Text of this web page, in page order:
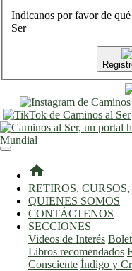
Indicanos por favor de
Ser
home
RETIROS,
QUIENES SOMOS
CONTÁCTENOS
SECCIONES
Videos de Interés
Libros recomendados
Consciente Índigo y